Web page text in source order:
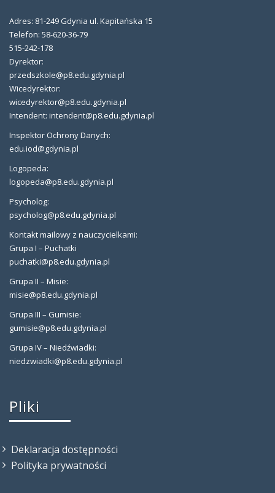
Adres: 81-249 Gdynia ul. Kapitańska 15
Telefon: 58-620-36-79
515-242-178
Dyrektor:
przedszkole@p8.edu.gdynia.pl
Wicedyrektor:
wicedyrektor@p8.edu.gdynia.pl
Intendent: intendent@p8.edu.gdynia.pl
Inspektor Ochrony Danych:
edu.iod@gdynia.pl
Logopeda:
logopeda@p8.edu.gdynia.pl
Psycholog:
psycholog@p8.edu.gdynia.pl
Kontakt mailowy z nauczycielkami:
Grupa I – Puchatki
puchatki@p8.edu.gdynia.pl
Grupa II – Misie:
misie@p8.edu.gdynia.pl
Grupa III – Gumisie:
gumisie@p8.edu.gdynia.pl
Grupa IV – Niedźwiadki:
niedzwiadki@p8.edu.gdynia.pl
Pliki
Deklaracja dostępności
Polityka prywatności